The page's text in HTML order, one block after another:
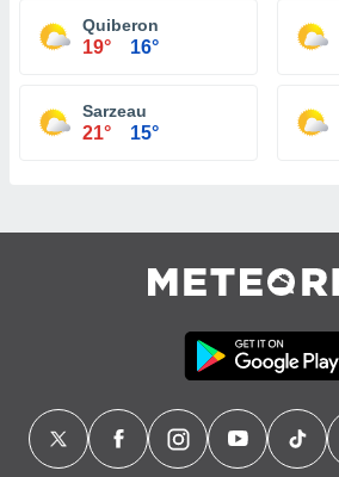
Quiberon
19° 16°
Sarzeau
21° 15°